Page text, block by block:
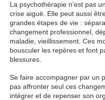
La psychothérapie n’est pas
crise aiguë. Elle peut aussi
grandes étapes de vie :
changement professionnel,
maladie, vieillissement. Ces
bousculer les repères et font
blessures.
Se faire accompagner par un
pas affronter seul ces
intégrer et de repenser son